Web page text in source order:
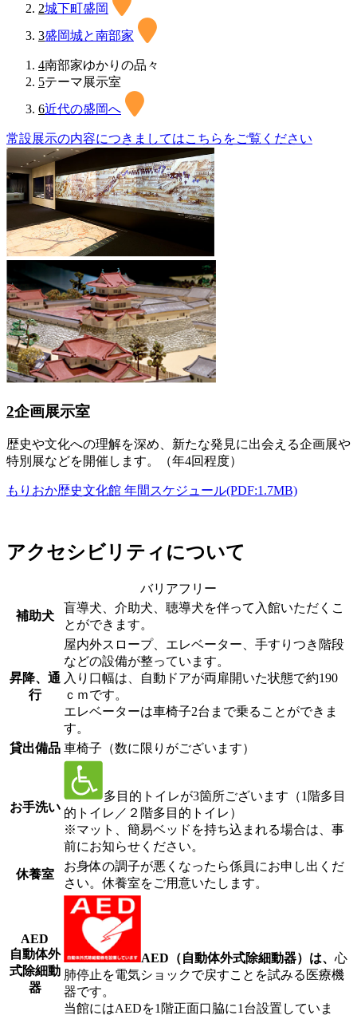
2城下町盛岡
3盛岡城と南部家
4南部家ゆかりの品々
5テーマ展示室
6近代の盛岡へ
常設展示の内容につきましてはこちらをご覧ください
2企画展示室
歴史や文化への理解を深め、新たな発見に出会える企画展や
特別展などを開催します。（年4回程度）
もりおか歴史文化館 年間スケジュール(PDF:1.7MB)
アクセシビリティについて
バリアフリー
補助犬
盲導犬、介助犬、聴導犬を伴って入館いただくこ
とができます。
昇降、通
行
屋内外スロープ、エレベーター、手すりつき階段
などの設備が整っています。
入り口幅は、自動ドアが両扉開いた状態で約190
ｃｍです。
エレベーターは車椅子2台まで乗ることができま
す。
貸出備品 車椅子（数に限りがございます）
お手洗い
多目的トイレが3箇所ございます（1階多目
的トイレ／２階多目的トイレ）
※マット、簡易ベッドを持ち込まれる場合は、事
前にお知らせください。
休養室
お身体の調子が悪くなったら係員にお申し出くだ
さい。休養室をご用意いたします。
AED
自動体外
式除細動
器
AED（自動体外式除細動器）は、 心
肺停止を電気ショックで戻すことを試みる医療機
器です。
当館にはAEDを1階正面口脇に1台設置していま